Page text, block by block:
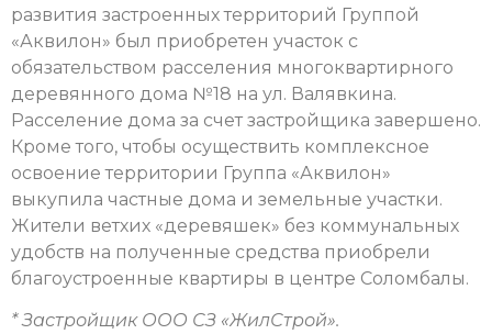
развития застроенных территорий Группой
«Аквилон» был приобретен участок с
обязательством расселения многоквартирного
деревянного дома №18 на ул. Валявкина.
Расселение дома за счет застройщика завершено.
Кроме того, чтобы осуществить комплексное
освоение территории Группа «Аквилон»
выкупила частные дома и земельные участки.
Жители ветхих «деревяшек» без коммунальных
удобств на полученные средства приобрели
благоустроенные квартиры в центре Соломбалы.
* Застройщик ООО СЗ «ЖилСтрой».